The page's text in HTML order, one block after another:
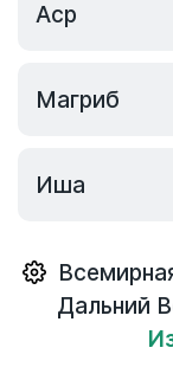
Аср
Магриб
Иша
Дальний